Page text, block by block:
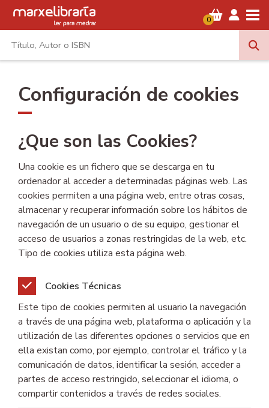
0
Configuración de cookies
¿Que son las Cookies?
Una cookie es un fichero que se descarga en tu
ordenador al acceder a determinadas páginas web. Las
cookies permiten a una página web, entre otras cosas,
almacenar y recuperar información sobre los hábitos de
navegación de un usuario o de su equipo, gestionar el
acceso de usuarios a zonas restringidas de la web, etc.
Tipo de cookies utiliza esta página web.
Cookies Técnicas
Este tipo de cookies permiten al usuario la navegación
a través de una página web, plataforma o aplicación y la
utilización de las diferentes opciones o servicios que en
ella existan como, por ejemplo, controlar el tráfico y la
comunicación de datos, identificar la sesión, acceder a
partes de acceso restringido, seleccionar el idioma, o
compartir contenidos a través de redes sociales.